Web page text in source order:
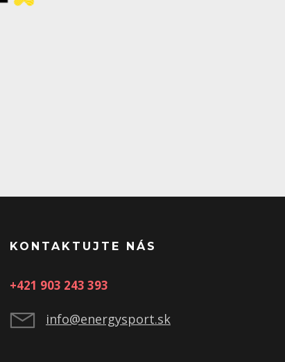
KONTAKTUJTE NÁS
+421 903 243 393
info@energysport.sk